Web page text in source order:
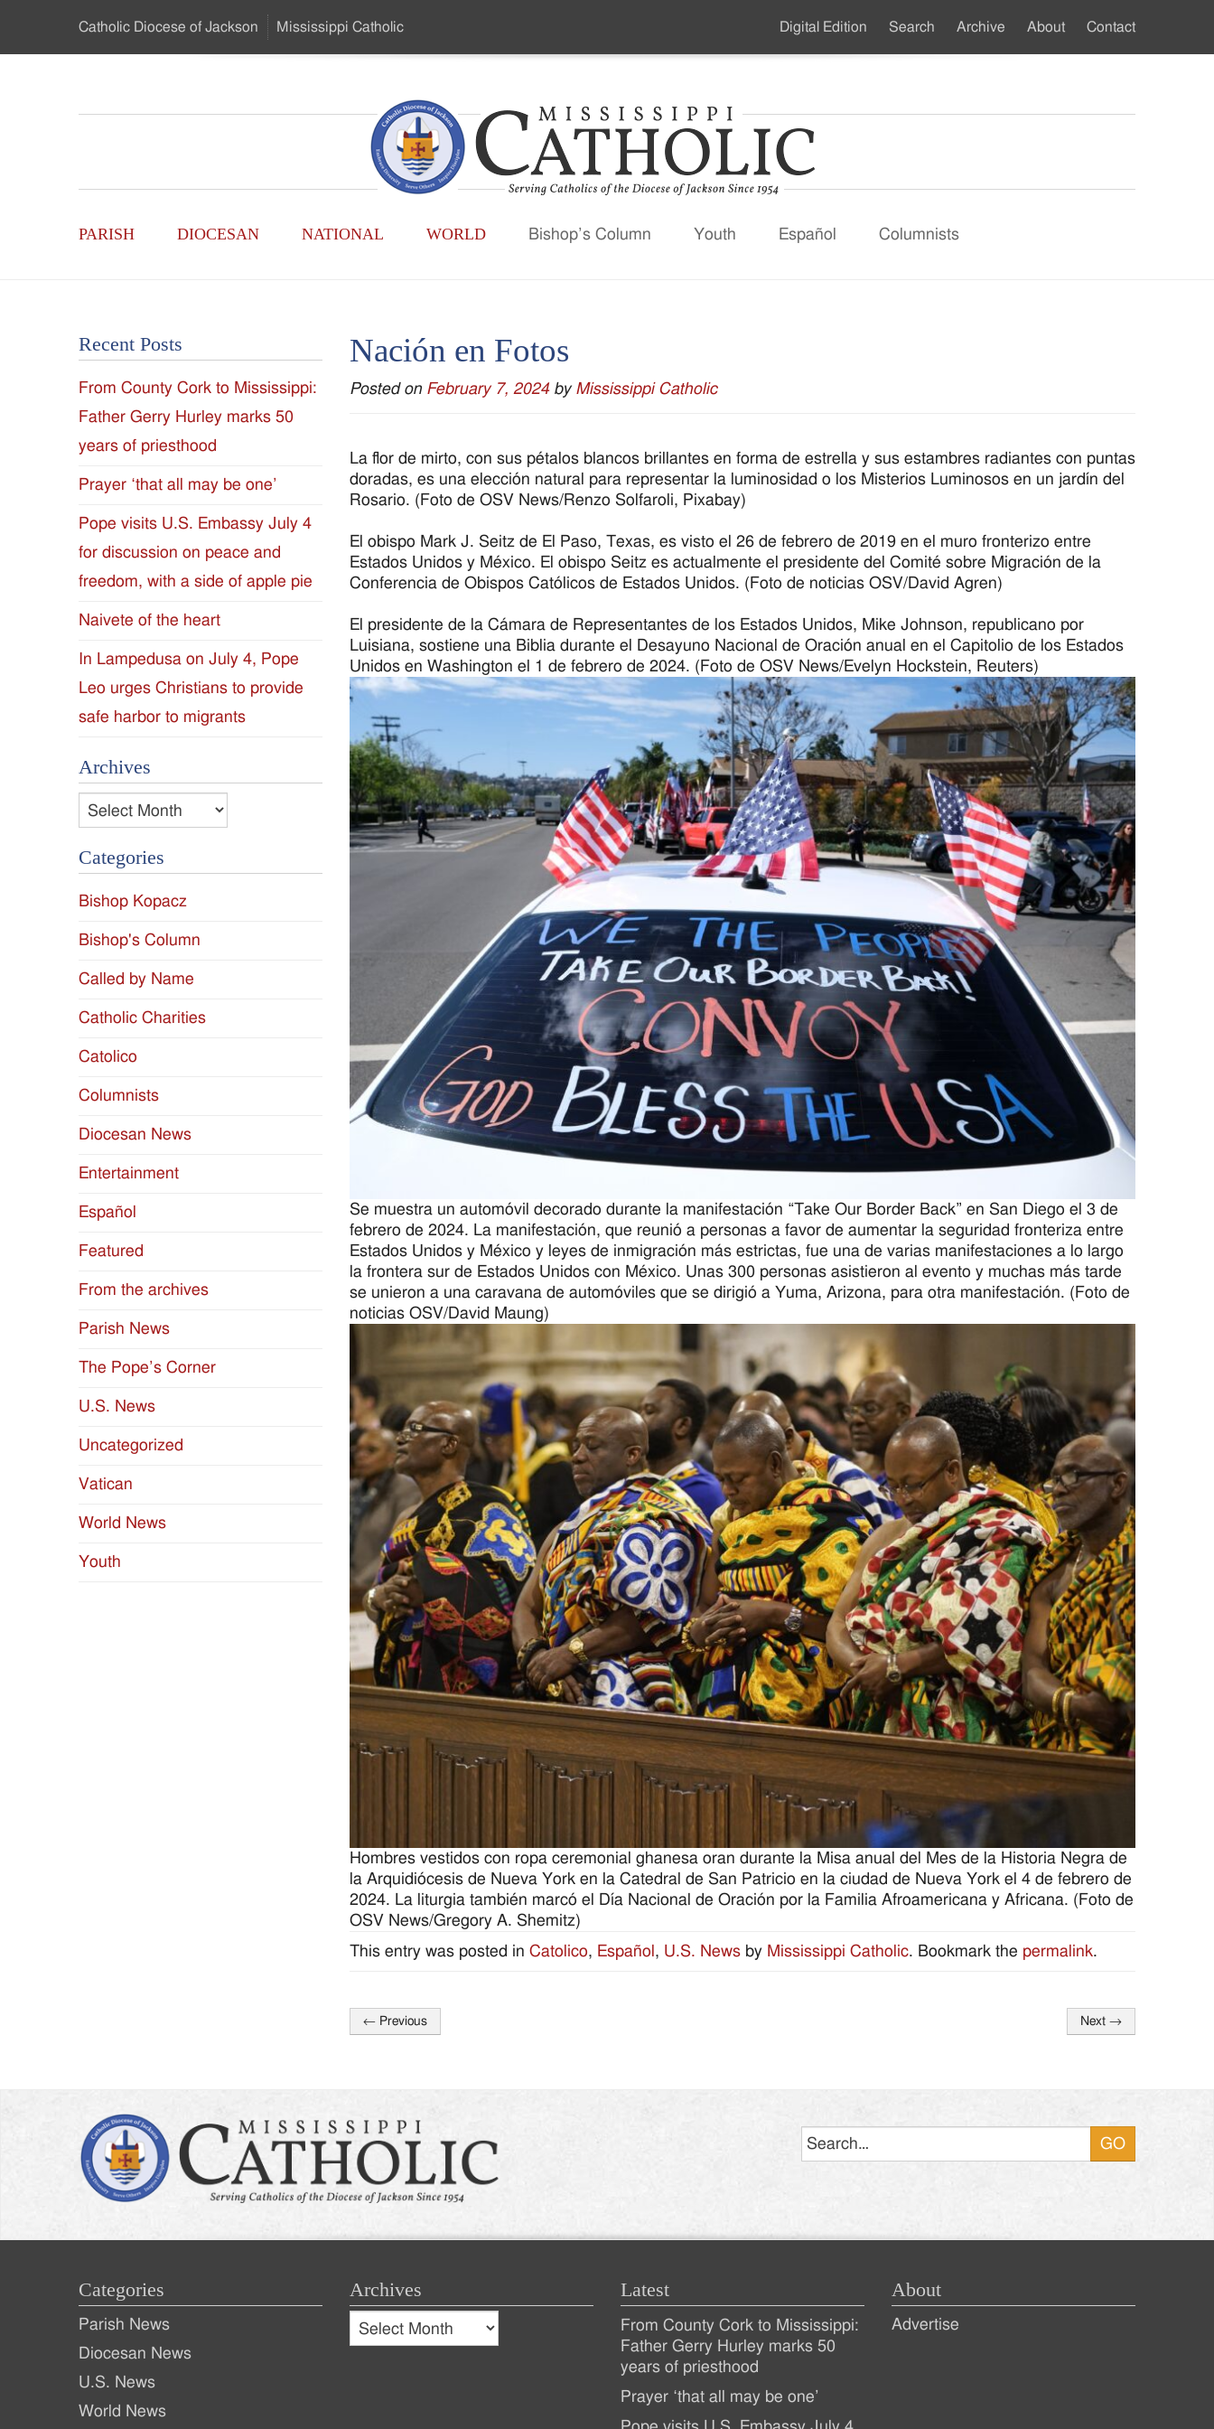
…
Catholic Diocese of Jackson Mississippi Catholic
Catholic
-
of
the
Diocese
of
Jackson
Since
1954
Main
PARISH DIOCESAN NATIONAL WORLD Bishop’s Column Youth Español Columnists
Secondary
Digital Edition Search Archive About Contact
Nación en Fotos
Posted on February 7, 2024 by Mississippi Catholic
La flor de mirto, con sus pétalos blancos brillantes en forma de estrella y sus estambres radiantes con puntas
doradas, es una elección natural para representar la luminosidad o los Misterios Luminosos en un jardín del
Rosario. (Foto de OSV News/Renzo Solfaroli, Pixabay)
El obispo Mark J. Seitz de El Paso, Texas, es visto el 26 de febrero de 2019 en el muro fronterizo entre
Estados Unidos y México. El obispo Seitz es actualmente el presidente del Comité sobre Migración de la
Conferencia de Obispos Católicos de Estados Unidos. (Foto de noticias OSV/David Agren)
El presidente de la Cámara de Representantes de los Estados Unidos, Mike Johnson, republicano por
Luisiana, sostiene una Biblia durante el Desayuno Nacional de Oración anual en el Capitolio de los Estados
Unidos en Washington el 1 de febrero de 2024. (Foto de OSV News/Evelyn Hockstein, Reuters)
Se muestra un automóvil decorado durante la manifestación “Take Our Border Back” en San Diego el 3 de
febrero de 2024. La manifestación, que reunió a personas a favor de aumentar la seguridad fronteriza entre
Estados Unidos y México y leyes de inmigración más estrictas, fue una de varias manifestaciones a lo largo
la frontera sur de Estados Unidos con México. Unas 300 personas asistieron al evento y muchas más tarde
se unieron a una caravana de automóviles que se dirigió a Yuma, Arizona, para otra manifestación. (Foto de
noticias OSV/David Maung)
Hombres vestidos con ropa ceremonial ghanesa oran durante la Misa anual del Mes de la Historia Negra de
la Arquidiócesis de Nueva York en la Catedral de San Patricio en la ciudad de Nueva York el 4 de febrero de
2024. La liturgia también marcó el Día Nacional de Oración por la Familia Afroamericana y Africana. (Foto de
OSV News/Gregory A. Shemitz)
This entry was posted in Catolico, Español , U.S. News by Mississippi Catholic. Bookmark the permalink.
Post
← Previous Next →
Recent Posts
From County Cork to Mississippi:
Father Gerry Hurley marks 50
years of priesthood
Prayer ‘that all may be one’
Pope visits U.S. Embassy July 4
for discussion on peace and
freedom, with a side of apple pie
Naivete of the heart
In Lampedusa on July 4, Pope
Leo urges Christians to provide
safe harbor to migrants
Archives
Archives
Categories
Bishop Kopacz
Bishop's Column
Called by Name
Catholic Charities
Catolico
Columnists
Diocesan News
Entertainment
Español
Featured
From the archives
Parish News
The Pope’s Corner
U.S. News
Uncategorized
Vatican
World News
Youth
Categories
Parish News
Diocesan News
U.S. News
World News
Archives
Archives
Archives
Latest
Recent
Posts
From County Cork to Mississippi:
Father Gerry Hurley marks 50
years of priesthood
Prayer ‘that all may be one’
About
Advertise